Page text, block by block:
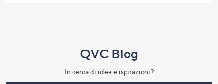
QVC Blog
In cerca di idee e ispirazioni?